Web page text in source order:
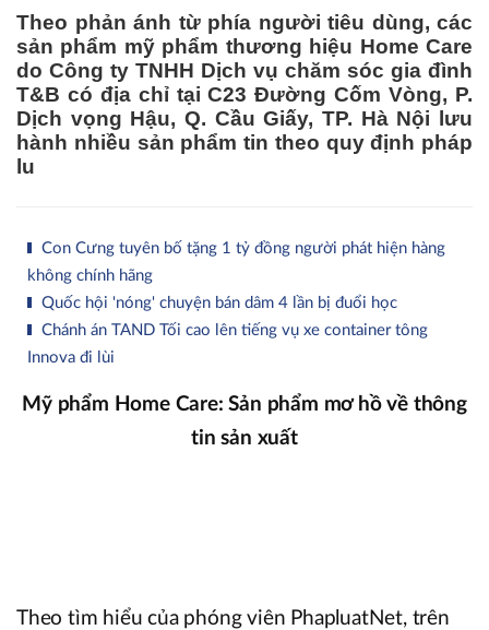
Theo phản ánh từ phía người tiêu dùng, các
sản phẩm mỹ phẩm thương hiệu Home Care
do Công ty TNHH Dịch vụ chăm sóc gia đình
T&B có địa chỉ tại C23 Đường Cốm Vòng, P.
Dịch vọng Hậu, Q. Cầu Giấy, TP. Hà Nội lưu
hành nhiều sản phẩm tin theo quy định pháp
lu
Con Cưng tuyên bố tặng 1 tỷ đồng người phát hiện hàng
không chính hãng
Quốc hội 'nóng' chuyện bán dâm 4 lần bị đuổi học
Chánh án TAND Tối cao lên tiếng vụ xe container tông
Innova đi lùi
Mỹ phẩm Home Care: Sản phẩm mơ hồ về thông
tin sản xuất
Theo tìm hiểu của phóng viên PhapluatNet, trên